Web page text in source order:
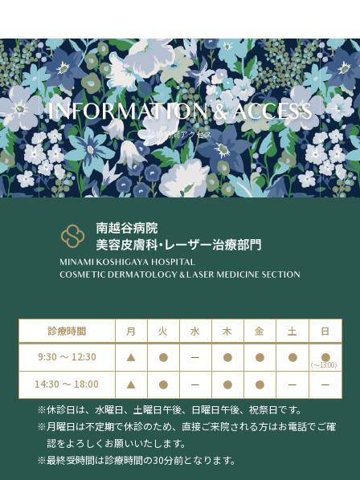
INFORMATION & ACCESS
診療時間アクセス
診療時間 月 火 水 木 金 土
日
9:30 ～ 12:30
▲ ● ー ● ● ● ●
（〜13:00）
14:30 ～ 18:00 ▲ ● ー ● ● ー
ー
休診日は、水曜日、土曜日午後、日曜日午後、祝祭日です。
月曜日は不定期で休診のため、 直接ご来院される方はお電話でご確
認をよろしくお願いいたします。
最終受時間は診療時間の30分前となります。